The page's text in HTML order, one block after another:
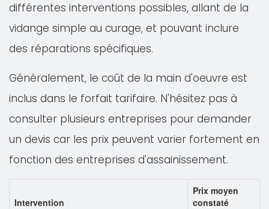
différentes interventions possibles, allant de la
vidange simple au curage, et pouvant inclure
des réparations spécifiques.
Généralement, le coût de la main d'oeuvre est
inclus dans le forfait tarifaire. N'hésitez pas à
consulter plusieurs entreprises pour demander
un devis car les prix peuvent varier fortement en
fonction des entreprises d'assainissement.
Intervention
Prix moyen
constaté